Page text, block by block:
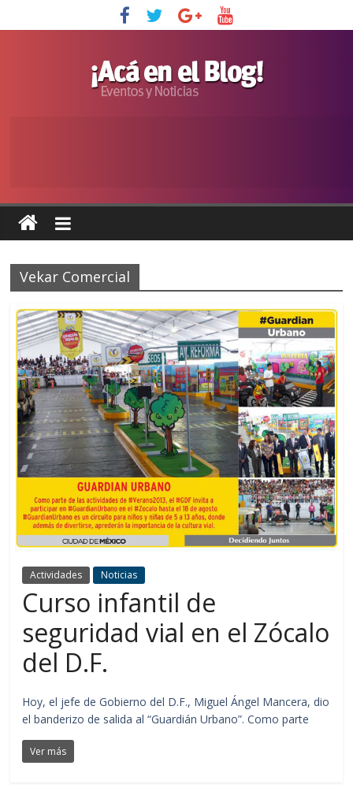
Vekar Comercial
Actividades Noticias
Curso infantil de
seguridad vial en el Zócalo
del D.F.
Hoy, el jefe de Gobierno del D.F., Miguel Ángel Mancera, dio
el banderizo de salida al “Guardián Urbano”. Como parte
Ver más